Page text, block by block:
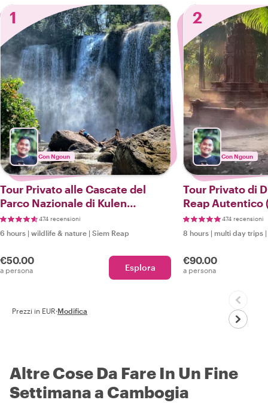
1
Con Ngoun
Tour Privato alle Cascate del
Parco Nazionale di Kulen
Mountain (Amanti della Natura)
474 recensioni
6 hours | wildlife & nature | Siem Reap
€50.00
a persona Esplora
2
Con Ngoun
Tour Privato di
Reap Autentico
Ritiro e 474 recensioni
8 hours | multi day trips |
€90.00
a persona
Prezzi in EUR·Modifica
Altre Cose Da Fare In Un Fine
Settimana a Cambogia